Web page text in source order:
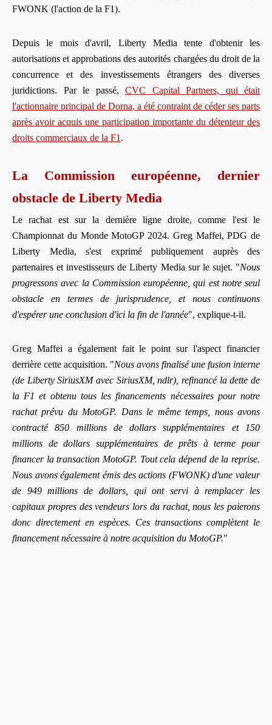
FWONK (l'action de la F1).
Depuis le mois d'avril, Liberty Media tente d'obtenir les
autorisations et approbations des autorités chargées du droit de la
concurrence et des investissements étrangers des diverses
juridictions. Par le passé, CVC Capital Partners, qui était
l'actionnaire principal de Dorna, a été contraint de céder ses parts
après avoir acquis une participation importante du détenteur des
droits commerciaux de la F1 .
La Commission européenne, dernier
obstacle de Liberty Media
Le rachat est sur la dernière ligne droite, comme l'est le
Championnat du Monde MotoGP 2024. Greg Maffei, PDG de
Liberty Media, s'est exprimé publiquement auprès des
partenaires et investisseurs de Liberty Media sur le sujet. "Nous
progressons avec la Commission européenne, qui est notre seul
obstacle en termes de jurisprudence, et nous continuons
d'espérer une conclusion d'ici la fin de l'année", explique-t-il.
Greg Maffei a également fait le point sur l'aspect financier
derrière cette acquisition. "Nous avons finalisé une fusion interne
(de Liberty SiriusXM avec SiriusXM, ndlr), refinancé la dette de
la F1 et obtenu tous les financements nécessaires pour notre
rachat prévu du MotoGP. Dans le même temps, nous avons
contracté 850 millions de dollars supplémentaires et 150
millions de dollars supplémentaires de prêts à terme pour
financer la transaction MotoGP. Tout cela dépend de la reprise.
Nous avons également émis des actions (FWONK) d'une valeur
de 949 millions de dollars, qui ont servi à remplacer les
capitaux propres des vendeurs lors du rachat, nous les paierons
donc directement en espèces. Ces transactions complètent le
financement nécessaire à notre acquisition du MotoGP."